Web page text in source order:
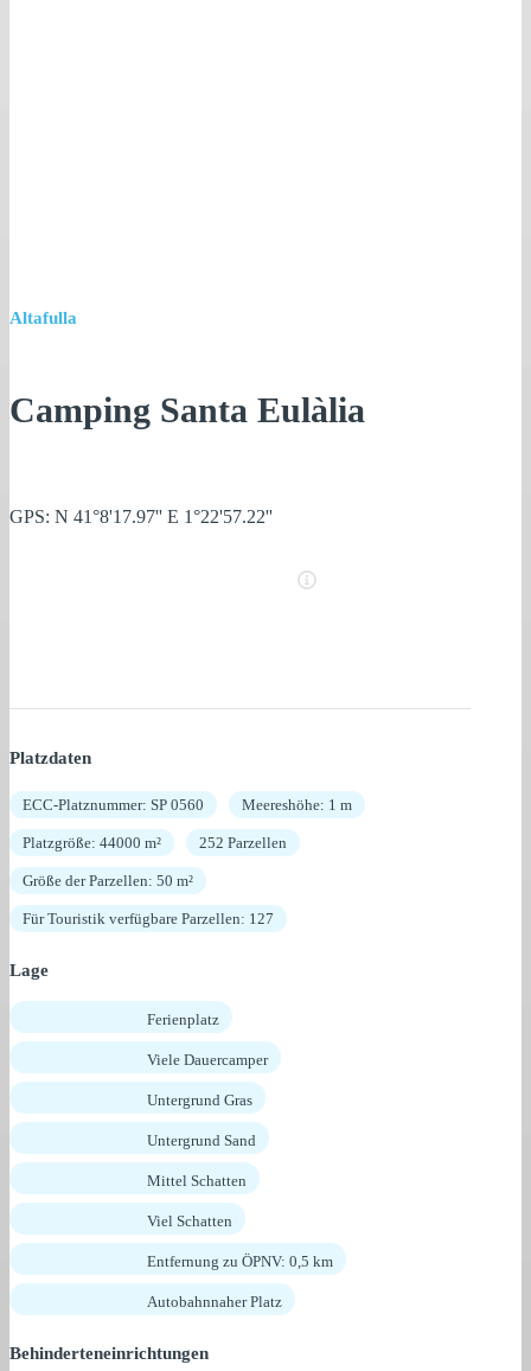
Altafulla
Camping Santa Eulàlia
GPS: N 41°8'17.97'' E 1°22'57.22''
Platzdaten
ECC-Platznummer: SP 0560 Meereshöhe: 1 m
Platzgröße: 44000 m² 252 Parzellen
Größe der Parzellen: 50 m²
Für Touristik verfügbare Parzellen: 127
Lage
Ferienplatz
Viele Dauercamper
Untergrund Gras
Untergrund Sand
Mittel Schatten
Viel Schatten
Entfernung zu ÖPNV: 0,5 km
Autobahnnaher Platz
Behinderteneinrichtungen